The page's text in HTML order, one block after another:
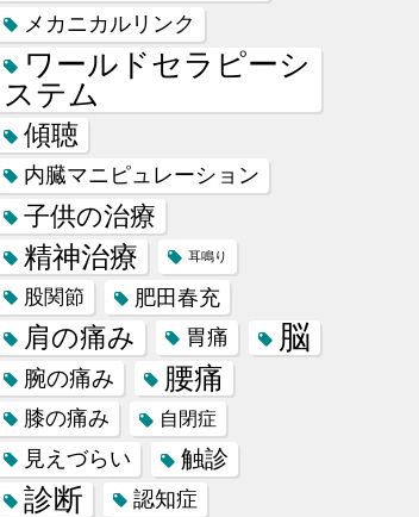
メカニカルリンク
ワールドセラピーシ
ステム
傾聴
内臓マニピュレーション
子供の治療
精神治療 耳鳴り
股関節 肥田春充
肩の痛み 胃痛 脳
腕の痛み 腰痛
膝の痛み 自閉症
見えづらい 触診
診断 認知症